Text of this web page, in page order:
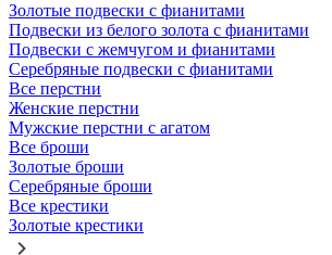
Золотые подвески с фианитами
Подвески из белого золота с фианитами
Подвески с жемчугом и фианитами
Серебряные подвески с фианитами
Все перстни
Женские перстни
Мужские перстни с агатом
Все броши
Золотые броши
Серебряные броши
Все крестики
Золотые крестики